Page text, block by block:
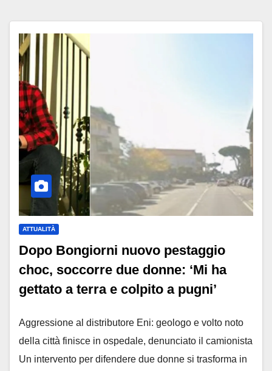
ATTUALITÀ
Dopo Bongiorni nuovo pestaggio
choc, soccorre due donne: ‘Mi ha
gettato a terra e colpito a pugni’
Aggressione al distributore Eni: geologo e volto noto
della città finisce in ospedale, denunciato il camionista
Un intervento per difendere due donne si trasforma in